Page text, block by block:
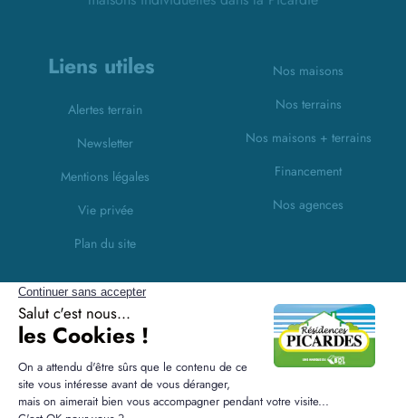
Liens utiles
Alertes terrain
Newsletter
Mentions légales
Vie privée
Plan du site
Nos maisons
Nos terrains
Nos maisons + terrains
Financement
Nos agences